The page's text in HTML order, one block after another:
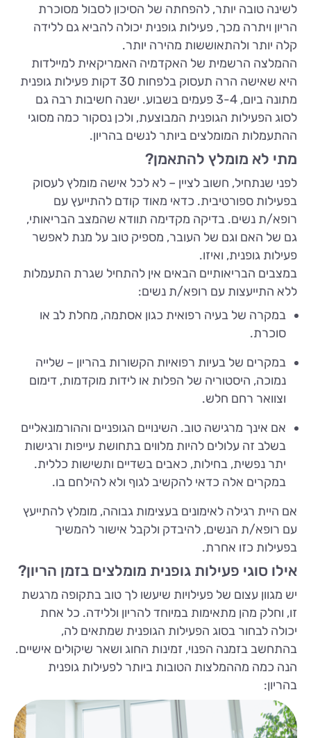
לשינה טובה יותר, להפחתה של הסיכון לסבול מסוכרת
הריון ויתרה מכך, פעילות גופנית יכולה להביא גם ללידה
קלה יותר ולהתאוששות מהירה יותר.
ההמלצה הרשמית של האקדמיה האמריקאית למיילדות
היא שאישה הרה תעסוק בלפחות 30 דקות פעילות גופנית
מתונה ביום, 3-4 פעמים בשבוע. ישנה חשיבות רבה גם
לסוג הפעילות הגופנית המבוצעת, ולכן נסקור כמה מסוגי
ההתעמלות המומלצים ביותר לנשים בהריון.
מתי לא מומלץ להתאמן?
לפני שנתחיל, חשוב לציין – לא לכל אישה מומלץ לעסוק
בפעילות ספורטיבית. כדאי מאוד קודם להתייעץ עם
רופא/ת נשים. בדיקה מקדימה תוודא שהמצב הבריאותי,
גם של האם וגם של העובר, מספיק טוב על מנת לאפשר
פעילות גופנית, ואיזו.
במצבים הבריאותיים הבאים אין להתחיל שגרת התעמלות
ללא התייעצות עם רופא/ת נשים:
במקרה של בעיה רפואית כגון אסתמה, מחלת לב או
סוכרת.
במקרים של בעיות רפואיות הקשורות בהריון – שלייה
נמוכה, היסטוריה של הפלות או לידות מוקדמות, דימום
וצוואר רחם חלש.
אם אינך מרגישה טוב. השינויים הגופניים וההורמונאליים
בשלב זה עלולים להיות מלווים בתחושת עייפות ורגישות
יתר נפשית, בחילות, כאבים בשדיים ותשישות כללית.
במקרים אלה כדאי להקשיב לגוף ולא להילחם בו.
אם היית רגילה לאימונים בעצימות גבוהה, מומלץ להתייעץ
עם רופא/ת הנשים, להיבדק ולקבל אישור להמשיך
בפעילות כזו אחרת.
אילו סוגי פעילות גופנית מומלצים בזמן הריון?
יש מגוון עצום של פעילויות שיעשו לך טוב בתקופה מרגשת
זו, וחלק מהן מתאימות במיוחד להריון וללידה. כל אחת
יכולה לבחור בסוג הפעילות הגופנית שמתאים לה,
בהתחשב בזמנה הפנוי, זמינות החוג ושאר שיקולים אישיים.
הנה כמה מההמלצות הטובות ביותר לפעילות גופנית
בהריון: